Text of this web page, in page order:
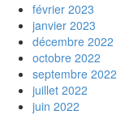
février 2023
janvier 2023
décembre 2022
octobre 2022
septembre 2022
juillet 2022
juin 2022